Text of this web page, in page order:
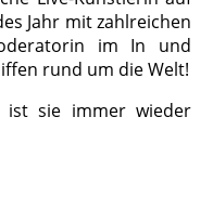
Jahr mit zahlreichen
im In und
rund um die Welt!
sie immer wieder